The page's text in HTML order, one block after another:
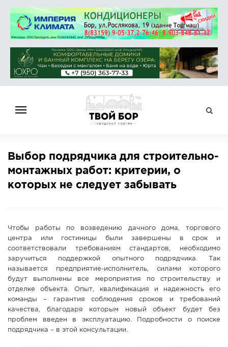
НОВОСТИ
СПРАВОЧНИК
СПРАВКА
КАМЕРЫ
КОНКУРСЫ
СТАТЬИ
ПРЕДЛОЖИТЬ НОВОСТЬ
Выбор подрядчика для строительно-
монтажных работ: критерии, о
которых не следует забывать
Чтобы работы по возведению дачного дома, торгового
центра или гостиницы были завершены в срок и
соответствовали требованиям стандартов, необходимо
заручиться поддержкой опытного подрядчика. Так
называется предприятие-исполнитель, силами которого
будут выполнены все мероприятия по строительству и
отделке объекта. Опыт, квалификация и надежность его
команды – гарантия соблюдения сроков и требований
качества, благодаря которым новый объект будет без
проблем введен в эксплуатацию. Подробности о поиске
подрядчика – в этой консультации.